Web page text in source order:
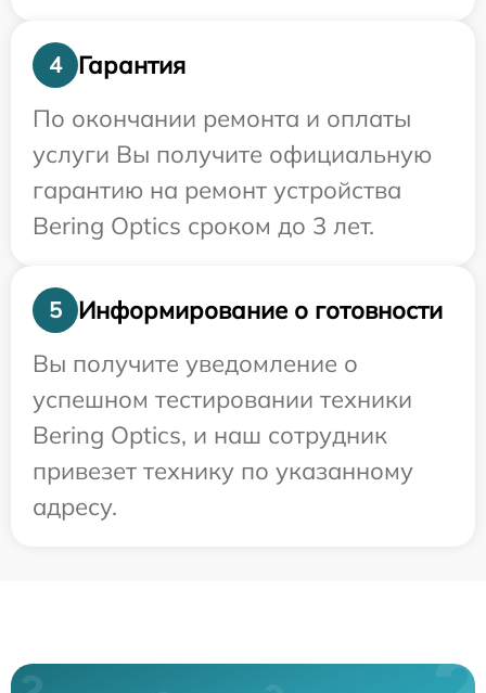
4
Гарантия
По окончании ремонта и оплаты
услуги Вы получите официальную
гарантию на ремонт устройства
Bering Optics сроком до 3 лет.
5
Информирование о готовности
Вы получите уведомление о
успешном тестировании техники
Bering Optics, и наш сотрудник
привезет технику по указанному
адресу.